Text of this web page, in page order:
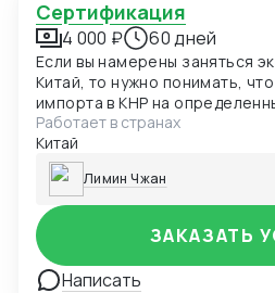
Сертификация
4 000 ₽ 60 дней
Если вы намерены заняться
Китай, то нужно понимать,
импорта в КНР на
необходима сертификация
соответствии с требованиями
государственного
качеством, инспекции и
продуктов питания
обязательную процедуру
упаковки, которая займет
Работает в странах
Китай
Лимин Чжан
Написать
ЗАКАЗАТЬ